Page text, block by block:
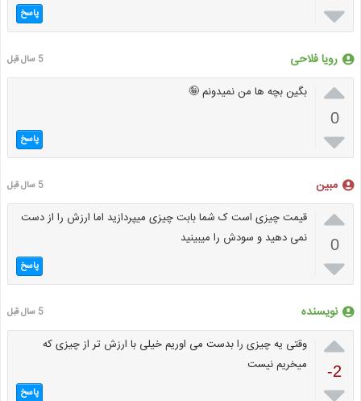
 پاسخ
رویا فلاحی 5 سال قبل

0

بگین بچه ها من نمیدونم 🤪
پاسخ
مبین 5 سال قبل

0

قیمت چیزی است ک شما بابت چیزی میپردازید اما ارزش را از دست
نمی دهید و سودش را میبینید
پاسخ
نویسنده 5 سال قبل

-2
وقتی یه چیزی را بدست می اوریم خیلی با ارزش تر از چیزی که
میخریم نیست
پاسخ